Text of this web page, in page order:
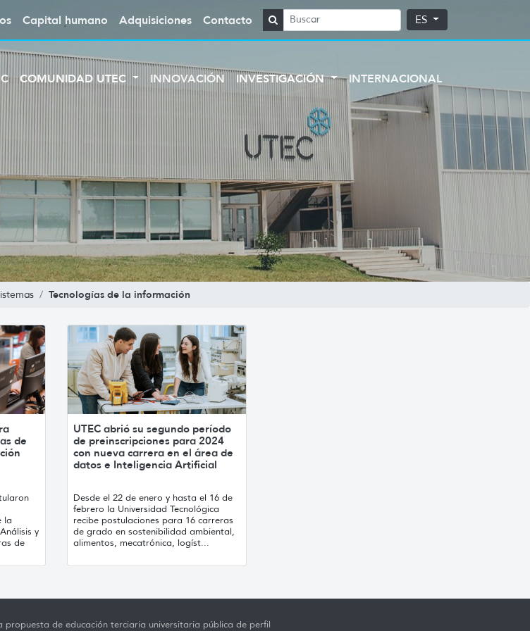
Capital humano Adquisiciones Contacto ES
COMUNIDAD UTEC INNOVACIÓN INVESTIGACIÓN INTERNACIONAL
Tecnologías de la información
de
la
y
de
UTEC abrió su segundo período
de preinscripciones para 2024
con nueva carrera en el área de
datos e Inteligencia Artificial
Desde el 22 de enero y hasta el 16 de
febrero la Universidad Tecnológica
recibe postulaciones para 16 carreras
de grado en sostenibilidad ambiental,
alimentos, mecatrónica, logíst...
propuesta de educación terciaria universitaria pública de perfil